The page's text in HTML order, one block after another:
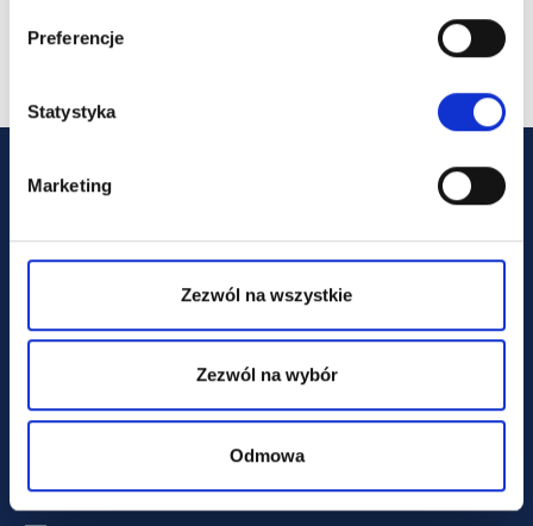
Preferencje
Statystyka
Marketing
Zezwól na wszystkie
Zezwól na wybór
Odmowa
Masz dodatkowe pytania ? Zapraszamy do
kontaktu